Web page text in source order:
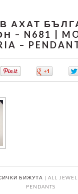
АХАТ
– N681 |
–
БИЖУТА | ALL
PENDANTS